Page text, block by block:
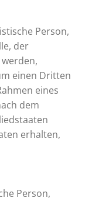
Person,
der
einen Dritten
eines
dem
erhalten,
Person,